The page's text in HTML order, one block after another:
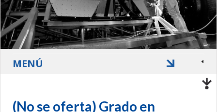
(No se oferta) Grado en
MENÚ